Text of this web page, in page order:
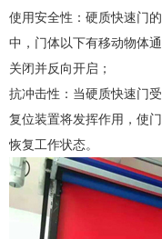
使用安全性：硬质快速门
中，门体以下有移动物体
关闭并反向开启；
抗冲击性：当硬质快速门
复位装置将发挥作用，使
恢复工作状态。